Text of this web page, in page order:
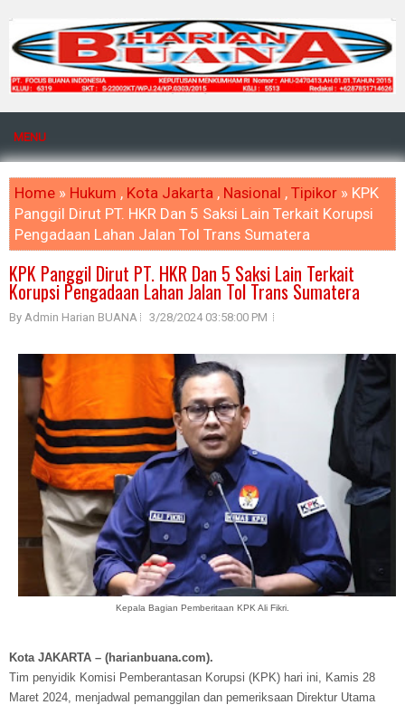
MENU
Home » Hukum , Kota Jakarta , Nasional , Tipikor » KPK
Panggil Dirut PT. HKR Dan 5 Saksi Lain Terkait Korupsi
Pengadaan Lahan Jalan Tol Trans Sumatera
KPK Panggil Dirut PT. HKR Dan 5 Saksi Lain Terkait
Korupsi Pengadaan Lahan Jalan Tol Trans Sumatera
By Admin Harian BUANA 3/28/2024 03:58:00 PM
Kepala Bagian Pemberitaan KPK Ali Fikri.
Kota JAKARTA – (harianbuana.com).
Tim penyidik Komisi Pemberantasan Korupsi (KPK) hari ini, Kamis 28
Maret 2024, menjadwal pemanggilan dan pemeriksaan Direktur Utama